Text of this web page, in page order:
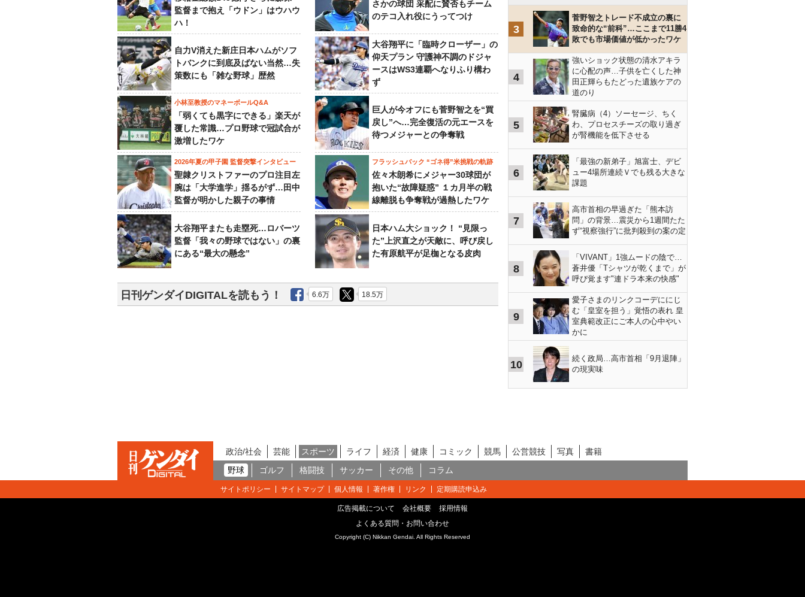
監督まで抱え「ウドン」はウハウ
ハ！
さかの球団 采配に賛否もチーム
のテコ入れ役にうってつけ
自力V消えた新庄日本ハムがソフ
トバンクに到底及ばない当然…失
策数にも「雑な野球」歴然
大谷翔平に「臨時クローザー」の
仰天プラン 守護神不調のドジャ
ースはWS3連覇へなりふり構わ
ず
小林至教授のマネーボールQ&A
「弱くても黒字にできる」楽天が
覆した常識…プロ野球で冠試合が
激増したワケ
巨人が今オフにも菅野智之を“買
戻し”へ…完全復活の元エースを
待つメジャーとの争奪戦
2026年夏の甲子園 監督突撃インタビュー
聖隷クリストファーのプロ注目左
腕は「大学進学」揺るがず…田中
監督が明かした親子の事情
フラッシュバック “ゴネ得”米挑戦の軌跡
佐々木朗希にメジャー30球団が
抱いた“故障疑惑” １カ月半の戦
線離脱も争奪戦が過熱したワケ
大谷翔平またも走塁死…ロバーツ
監督「我々の野球ではない」の裏
にある“最大の懸念”
日本ハム大ショック！ “見限っ
た”上沢直之が天敵に、呼び戻し
た有原航平が足枷となる皮肉
日刊ゲンダイDIGITALを読もう！ 6.6万 18.5万
3
菅野智之トレード不成立の裏に
致命的な“前科”…ここまで11勝4
敗でも市場価値が低かったワケ
4
強いショック状態の清水アキラ
に心配の声…子供を亡くした神
田正輝らもたどった遺族ケアの
道のり
5
腎臓病（4）ソーセージ、ちく
わ、プロセスチーズの取り過ぎ
が腎機能を低下させる
6
「最強の新弟子」旭富士、デビ
ュー4場所連続Ｖでも残る大きな
課題
7
高市首相の早過ぎた「熊本訪
問」の背景…震災から1週間たた
ず“視察強行”に批判殺到の案の定
8
「VIVANT」1強ムードの陰で…
蒼井優「Tシャツが乾くまで」が
呼び覚ます"連ドラ本来の快感"
9
愛子さまのリンクコーデににじ
む「皇室を担う」覚悟の表れ 皇
室典範改正にご本人の心中やい
かに
10
続く政局…高市首相「9月退陣」
の現実味
政治/社会 芸能 スポーツ ライフ 経済 健康 コミック 競馬 公営競技 写真
書籍
野球
ゴルフ 格闘技 サッカー その他 コラム
サイトポリシー サイトマップ 個人情報 著作権 リンク 定期購読申込み
広告掲載について 会社概要
採用情報
よくある質問・お問い合わせ
Copyright (C) Nikkan Gendai. All Rights Reserved